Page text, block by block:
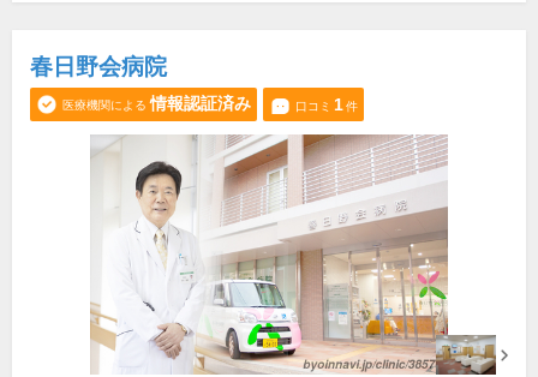
春日野会病院
医療機関による 情報認証済み 口コミ 1件